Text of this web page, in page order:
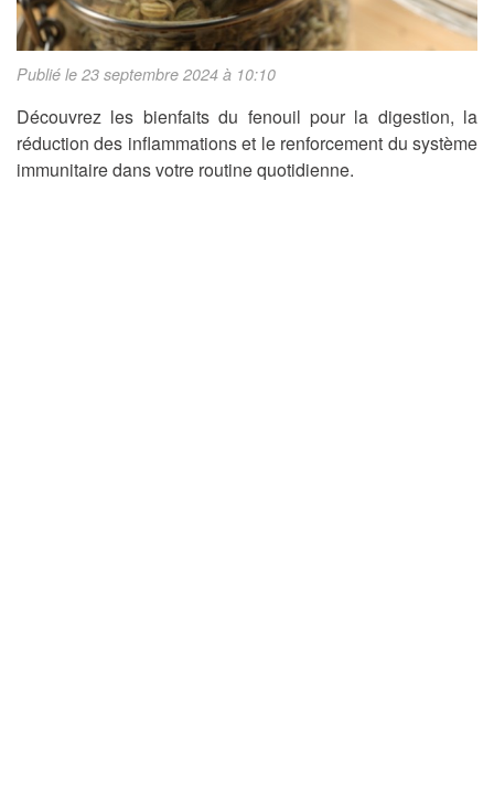
Publié le 23 septembre 2024 à 10:10
Découvrez les bienfaits du fenouil pour la digestion, la
réduction des inflammations et le renforcement du système
immunitaire dans votre routine quotidienne.